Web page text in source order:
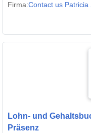
Firma:Contact us Patricia
Lohn- und
Präsenz